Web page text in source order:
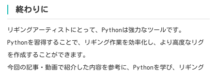
終わりに
リギングアーティストにとって、Pythonは強力なツールです。
Pythonを習得することで、リギング作業を効率化し、より高度なリグ
を作成することができます。
今回の記事・動画で紹介した内容を参考に、Pythonを学び、リギング